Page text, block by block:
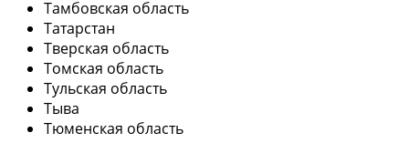
Тамбовская область
Татарстан
Тверская область
Томская область
Тульская область
Тыва
Тюменская область